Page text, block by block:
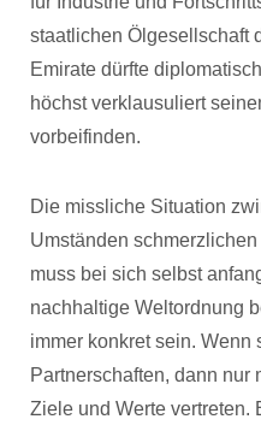
staatlichen Ölgesellschaft
Emirate dürfte
höchst verklausuliert
vorbeifinden.
Die missliche Situation
Umständen
muss bei sich selbst
nachhaltige Weltordnung
immer konkret sein. Wenn
Partnerschaften, dann nur
Ziele und Werte vertreten.